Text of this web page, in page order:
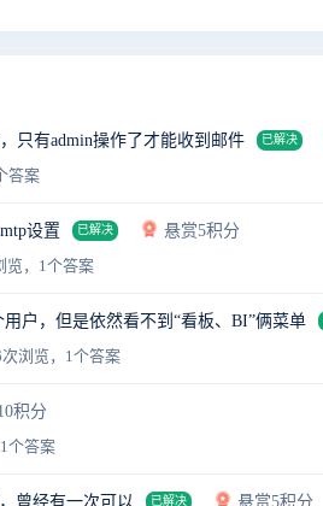
只有admin操作了才能收到邮件 已解决
答案
设置 已解决
悬赏5积分
览，1个答案
户，但是依然看不到“看板、BI”俩菜单
浏览，1个答案
积分
个答案
曾经有一次可以 已解决 悬赏5积分